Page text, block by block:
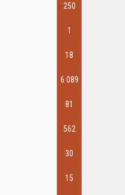
250
1
18
6 089
81
562
30
15